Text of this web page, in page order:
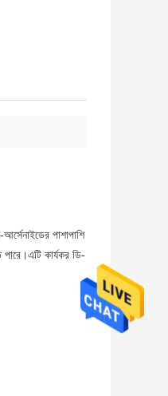
পাশাপাশি
কার্যকর ডি-